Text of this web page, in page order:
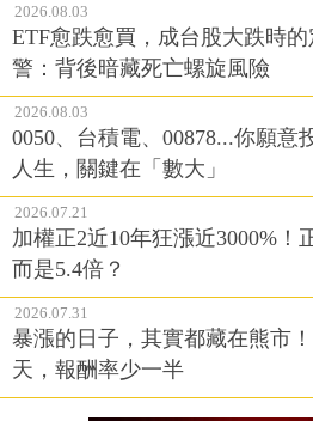
2026.08.03
ETF愈跌愈買，成台股大跌時
警：背後暗藏死亡螺旋風險
2026.08.03
0050、台積電、00878...你願意
人生，關鍵在「數大」
2026.07.21
加權正2近10年狂漲近3000%！
而是5.4倍？
2026.07.31
暴漲的日子，其實都藏在熊市
天，報酬率少一半